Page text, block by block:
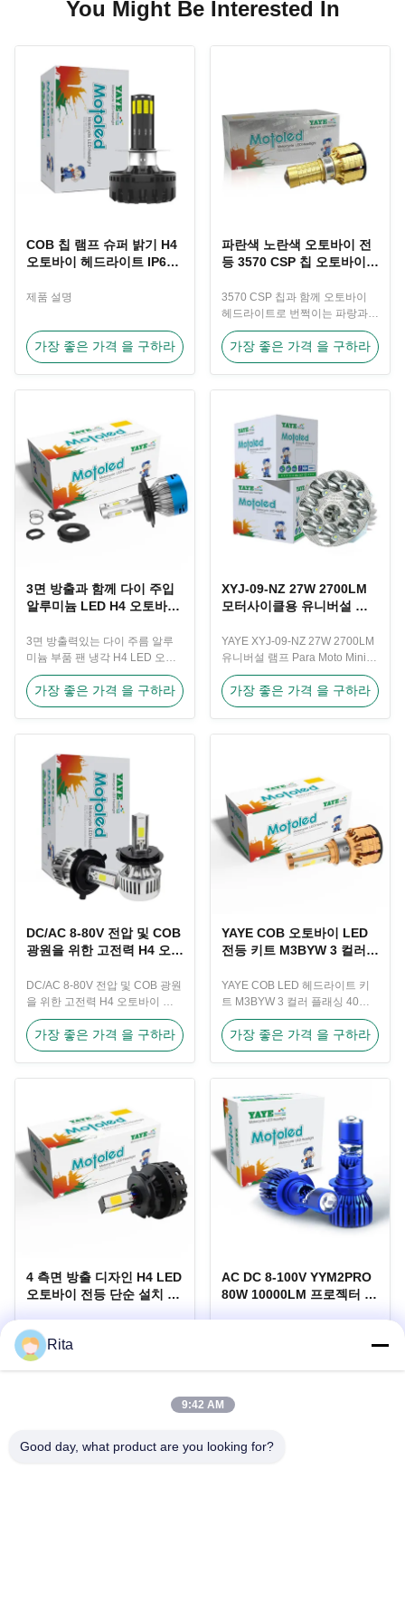
You Might Be Interested In
COB 칩 램프 슈퍼 밝기 H4
오토바이 헤드라이트 IP67
제품 설명
가장 좋은 가격 을 구하라
파란색 노란색 오토바이 전
등 3570 CSP 칩 오토바이
3570 CSP 칩과 함께 오토바이
헤드라이트로 번쩍이는 파랑과
노란 조명 제품 설명
가장 좋은 가격 을 구하라
3면 방출과 함께 다이 주입
알루미늄 LED H4 오토바이
3면 방출력있는 다이 주름 알루
미늄 부품 팬 냉각 H4 LED 오토
바이 전등 제품 설명
가장 좋은 가격 을 구하라
XYJ-09-NZ 27W 2700LM
모터사이클용 유니버설 미
YAYE XYJ-09-NZ 27W 2700LM
유니버설 램프 Para Moto Mini
모터사이클 운전등 제품 설명
가장 좋은 가격 을 구하라
DC/AC 8-80V 전압 및 COB
광원을 위한 고전력 H4 오토
DC/AC 8-80V 전압 및 COB 광원
을 위한 고전력 H4 오토바이 전
등 제품 설명
가장 좋은 가격 을 구하라
YAYE COB 오토바이 LED
전등 키트 M3BYW 3 컬러
YAYE COB LED 헤드라이트 키
트 M3BYW 3 컬러 플래싱 40W
로 오토바이를 업그레이드하십시
오. 제품 설명
가장 좋은 가격 을 구하라
4 측면 방출 디자인 H4 LED
오토바이 전등 단순 설치 방
YAYE 4 측면 방출 디자인 H4
LED 오토바이 전등 단순 설치 방
수 제품 설명
AC DC 8-100V YYM2PRO
80W 10000LM 프로젝터 렌
Rita
9:42 AM
Good day, what product are you looking for?